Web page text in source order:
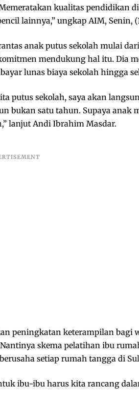
kualitas pendidikan
lainnya,” ungkap AIM, Senin,
anak putus sekolah mulai dari
mendukung hal itu. Dia
lunas biaya sekolah hingga
putus sekolah, saya akan
bukan satu tahun. Supaya anak
lanjut Andi Ibrahim Masdar.
peningkatan keterampilan bagi
skema pelatihan ibu
setiap rumah tangga di
ibu-ibu harus kita rancang